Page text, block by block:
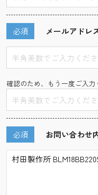
メールアドレ
必須
確認のため、もう一度ご入力
お問い合わせ
必須